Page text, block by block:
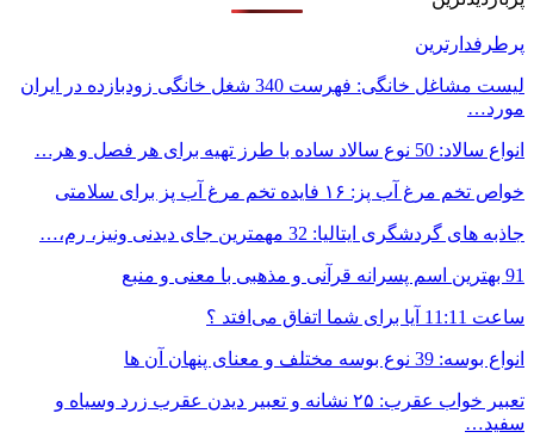
پرطرفدارترین
لیست مشاغل خانگی: فهرست 340 شغل خانگی زودبازده در ایران
مورد…
انواع سالاد: 50 نوع سالاد ساده با طرز تهیه برای هر فصل و هر…
خواص تخم مرغ آب پز: ۱۶ فایده تخم مرغ آب پز برای سلامتی
جاذبه های گردشگری ایتالیا: 32 مهمترین جای دیدنی ونیز، رم،…
91 بهترین اسم پسرانه قرآنی و مذهبی با معنی و منبع
ساعت 11:11 آیا برای شما اتفاق می‌افتد ؟
انواع بوسه: 39 نوع بوسه مختلف و معنای پنهان آن ها
تعبیر خواب عقرب: ۲۵ نشانه و تعبیر دیدن عقرب زرد وسیاه و
سفید…